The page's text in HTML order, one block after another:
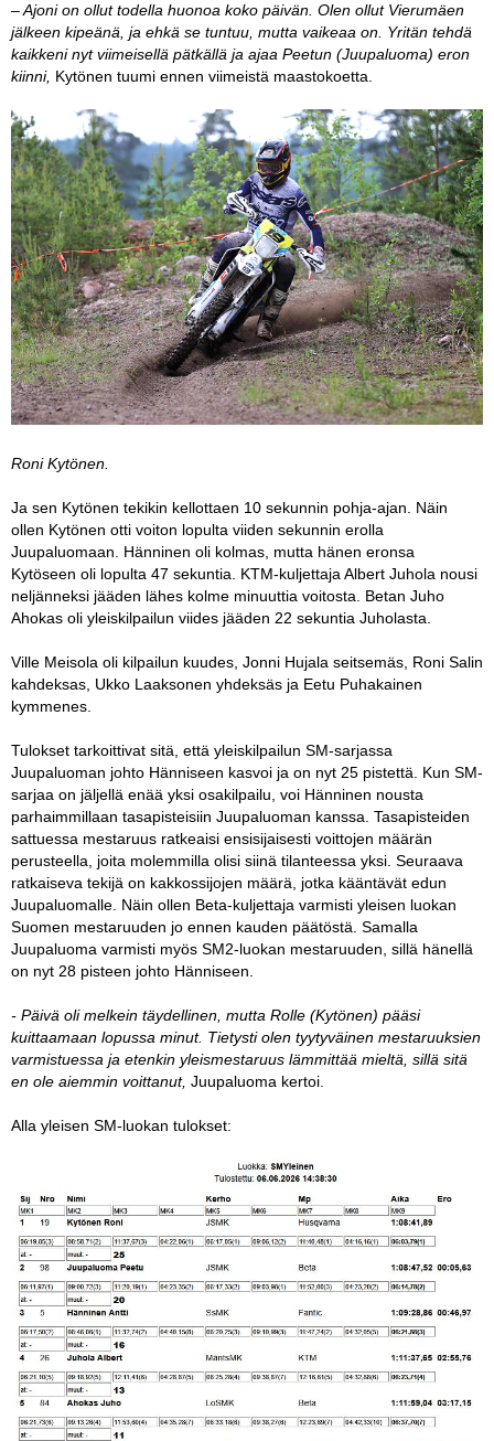
– Ajoni on ollut todella huonoa koko päivän. Olen ollut Vierumäen
jälkeen kipeänä, ja ehkä se tuntuu, mutta vaikeaa on. Yritän tehdä
kaikkeni nyt viimeisellä pätkällä ja ajaa Peetun (Juupaluoma) eron
kiinni, Kytönen tuumi ennen viimeistä maastokoetta.
Roni Kytönen.
Ja sen Kytönen tekikin kellottaen 10 sekunnin pohja-ajan. Näin
ollen Kytönen otti voiton lopulta viiden sekunnin erolla
Juupaluomaan. Hänninen oli kolmas, mutta hänen eronsa
Kytöseen oli lopulta 47 sekuntia. KTM-kuljettaja Albert Juhola nousi
neljänneksi jääden lähes kolme minuuttia voitosta. Betan Juho
Ahokas oli yleiskilpailun viides jääden 22 sekuntia Juholasta.
Ville Meisola oli kilpailun kuudes, Jonni Hujala seitsemäs, Roni Salin
kahdeksas, Ukko Laaksonen yhdeksäs ja Eetu Puhakainen
kymmenes.
Tulokset tarkoittivat sitä, että yleiskilpailun SM-sarjassa
Juupaluoman johto Hänniseen kasvoi ja on nyt 25 pistettä. Kun SM-
sarjaa on jäljellä enää yksi osakilpailu, voi Hänninen nousta
parhaimmillaan tasapisteisiin Juupaluoman kanssa. Tasapisteiden
sattuessa mestaruus ratkeaisi ensisijaisesti voittojen määrän
perusteella, joita molemmilla olisi siinä tilanteessa yksi. Seuraava
ratkaiseva tekijä on kakkossijojen määrä, jotka kääntävät edun
Juupaluomalle. Näin ollen Beta-kuljettaja varmisti yleisen luokan
Suomen mestaruuden jo ennen kauden päätöstä. Samalla
Juupaluoma varmisti myös SM2-luokan mestaruuden, sillä hänellä
on nyt 28 pisteen johto Hänniseen.
- Päivä oli melkein täydellinen, mutta Rolle (Kytönen) pääsi
kuittaamaan lopussa minut. Tietysti olen tyytyväinen mestaruuksien
varmistuessa ja etenkin yleismestaruus lämmittää mieltä, sillä sitä
en ole aiemmin voittanut, Juupaluoma kertoi.
Alla yleisen SM-luokan tulokset: